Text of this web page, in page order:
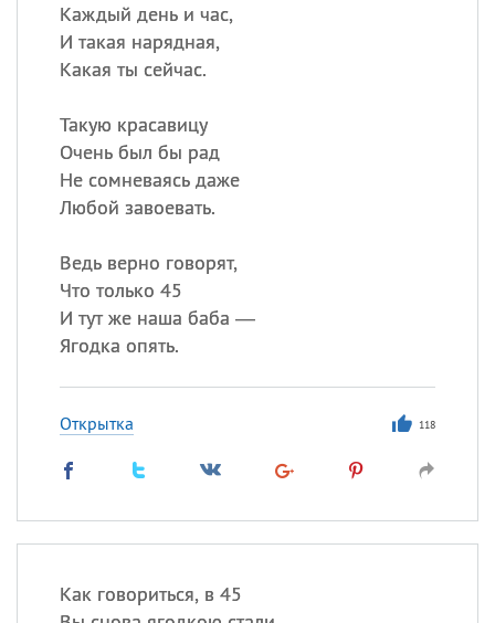
Каждый день и час,
И такая нарядная,
Какая ты сейчас.
Такую красавицу
Очень был бы рад
Не сомневаясь даже
Любой завоевать.
Ведь верно говорят,
Что только 45
И тут же наша баба —
Ягодка опять.
Открытка 118
Как говориться, в 45